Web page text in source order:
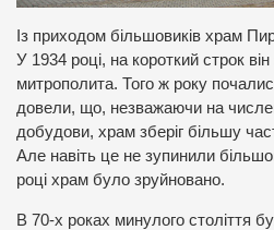
Із приходом більшовиків храм
У 1934 році, на короткий строк
митрополита. Того ж року
довели, що, незважаючи на
добудови, храм зберіг більшу
Але навіть це не зупинили
році храм було зруйновано.
В 70-х роках минулого століття